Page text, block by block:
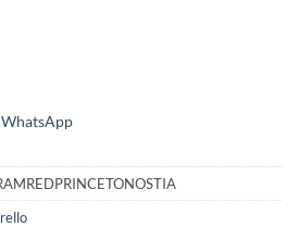
WhatsApp